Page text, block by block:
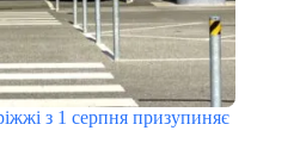
з 1 серпня призупиняє